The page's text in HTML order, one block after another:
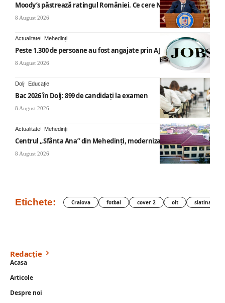
Moody’s păstrează ratingul României. Ce cere Nicușor Dan
8 August 2026
Actualitate Mehedinți
Peste 1.300 de persoane au fost angajate prin AJOFM Mehedinți
8 August 2026
Dolj Educație
Bac 2026 în Dolj: 899 de candidați la examen
8 August 2026
Actualitate Mehedinți
Centrul „Sfânta Ana” din Mehedinți, modernizat
8 August 2026
Etichete: Craiova fotbal cover 2 olt slatina
Redacție
Acasa
Articole
Despre noi